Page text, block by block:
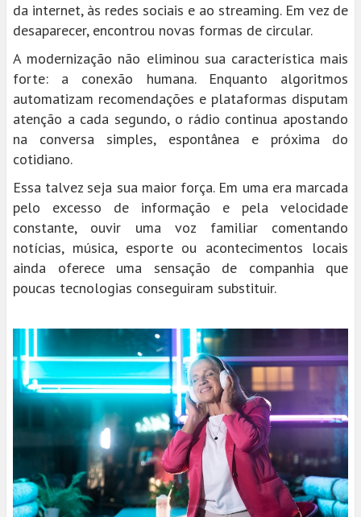
da internet, às redes sociais e ao streaming. Em vez de
desaparecer, encontrou novas formas de circular.
A modernização não eliminou sua característica mais
forte: a conexão humana. Enquanto algoritmos
automatizam recomendações e plataformas disputam
atenção a cada segundo, o rádio continua apostando
na conversa simples, espontânea e próxima do
cotidiano.
Essa talvez seja sua maior força. Em uma era marcada
pelo excesso de informação e pela velocidade
constante, ouvir uma voz familiar comentando
notícias, música, esporte ou acontecimentos locais
ainda oferece uma sensação de companhia que
poucas tecnologias conseguiram substituir.